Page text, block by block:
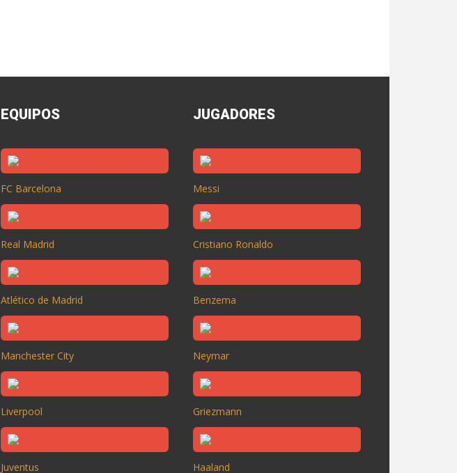
EQUIPOS
FC Barcelona
Real Madrid
Atlético de Madrid
Manchester City
Liverpool
Juventus
JUGADORES
Messi
Cristiano Ronaldo
Benzema
Neymar
Griezmann
Haaland